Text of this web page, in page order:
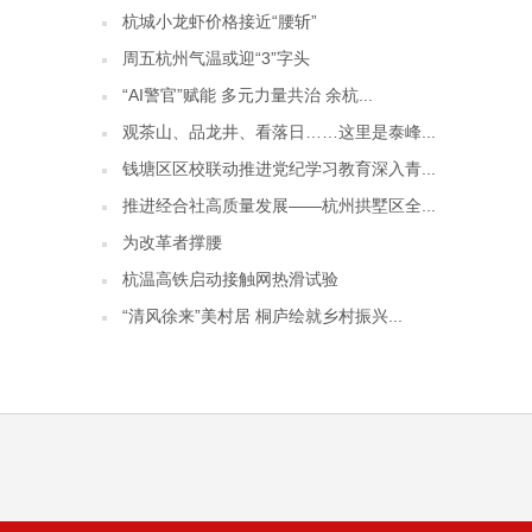
杭城小龙虾价格接近“腰斩”
周五杭州气温或迎“3”字头
“AI警官”赋能 多元力量共治 余杭...
观茶山、品龙井、看落日……这里是泰峰...
钱塘区区校联动推进党纪学习教育深入青...
推进经合社高质量发展——杭州拱墅区全...
为改革者撑腰
杭温高铁启动接触网热滑试验
“清风徐来”美村居 桐庐绘就乡村振兴...